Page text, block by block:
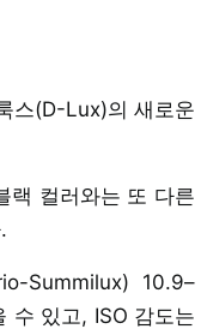
스(D-Lux)의 새로운
랙 컬러와는 또 다른
Summilux) 10.9–
수 있고, ISO 감도는